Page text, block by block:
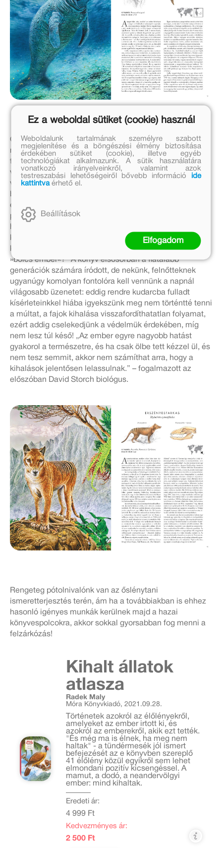
Olvasás közben az a kissé kellemetlen érzésem támadt,
mintha a költőként, valamint fordítóként szintén
tevékenykedő Radek Malý alvilági kísérőnkké lépett
volna elő, aki a letűnt lények csarnokában önként
vállalta a kalauz szerepét. A modern Vergilius szerepébe
bújt szerzőnk a rendhagyó tárlatvezetés során
elgondolkodtató kérdéseket intéz hozzánk. Nézzük
például a szíriai vadszamárról (Equus hemionus
hemippus) szóló fejezet záró sorait! „Az európai
kultúrában a szamár a butaság jelképe. Ez felvet egy
kérdést: vajon mit szimbolizál akkor a Homo sapiens – a
»bölcs ember«?” A könyv elsősorban a fiatalabb
generációk számára íródott, de nekünk, felnőtteknek
ugyanúgy komolyan fontolóra kell vennünk a napnál
világosabb üzenetet: eddig rendre kudarcba fulladt
kísérleteinkkel hiába igyekszünk meg nem történtté tenni
a múltat, a fajok kihalása visszafordíthatatlan folyamat,
ezért addig cselekedjünk a védelmük érdekében, míg
nem lesz túl késő! „Az ember egyre nagyobb hatást
gyakorol a természetre, és ha csak ölbe tett kézzel ül, és
nem tesz semmit, akkor nem számíthat arra, hogy a
kihalások jelentősen lelassulnak.” – fogalmazott az
előszóban David Storch biológus.
Rengeteg pótolnivalónk van az őslénytani
ismeretterjesztés terén, ám ha a továbbiakban is ehhez
hasonló igényes munkák kerülnek majd a hazai
könyvespolcokra, akkor sokkal gyorsabban fog menni a
felzárkózás!
Kihalt állatok
atlasza
Radek Maly
Móra Könyvkiadó, 2021.09.28.
Történetek azokról az élőlényekről,
amelyeket az ember irtott ki, és
azokról az emberekről, akik ezt tették.
"És még ma is élnek, ha meg nem
haltak" - a tündérmesék jól ismert
befejezését az e könyvben szereplő
41 élőlény közül egyikről sem lehet
elmondani pozitív kicsengéssel. A
mamut, a dodó, a neandervölgyi
ember: mind kihaltak.
Eredeti ár:
4 999 Ft
Kedvezményes ár:
2 500 Ft
Ez a weboldal sütiket (cookie) használ
Weboldalunk tartalmának személyre szabott
megjelenítése és a böngészési élmény biztosítása
érdekében sütiket (cookie), illetve egyéb
technológiákat alkalmazunk. A sütik használatára
vonatkozó irányelveinkről, valamint azok
testreszabási lehetőségeiről bővebb információ
ide
kattintvaérhető el.
Beállítások
Elfogadom